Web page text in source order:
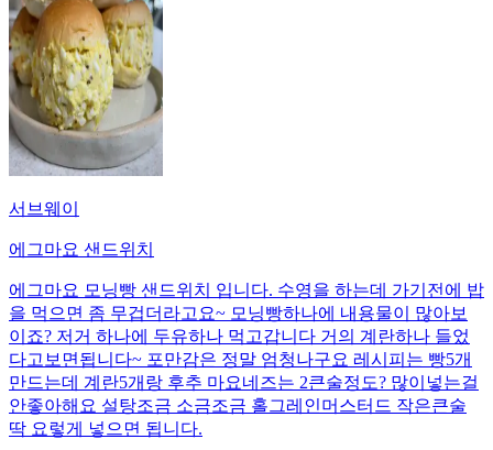
서브웨이
에그마요 샌드위치
에그마요 모닝빵 샌드위치 입니다. 수영을 하는데 가기전에 밥
을 먹으면 좀 무겁더라고요~ 모닝빵하나에 내용물이 많아보
이죠? 저거 하나에 두유하나 먹고갑니다 거의 계란하나 들었
다고보면됩니다~ 포만감은 정말 엄청나구요 레시피는 빵5개
만드는데 계란5개랑 후추 마요네즈는 2큰술정도? 많이넣는걸
안좋아해요 설탕조금 소금조금 홀그레인머스터드 작은큰술
딱 요렇게 넣으면 됩니다.